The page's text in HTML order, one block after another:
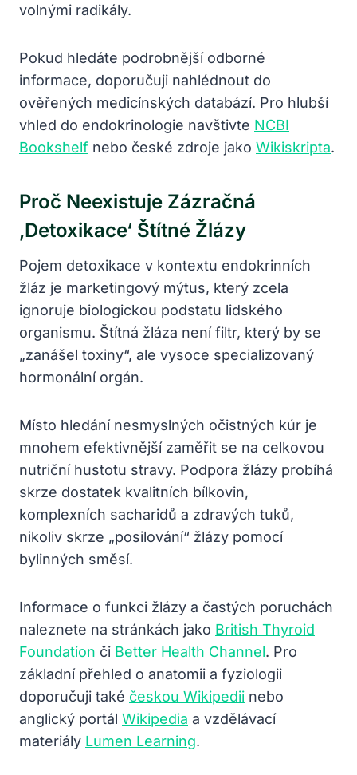
volnými radikály.
Pokud hledáte podrobnější odborné
informace, doporučuji nahlédnout do
ověřených medicínských databází. Pro hlubší
vhled do endokrinologie navštivte NCBI
Bookshelf nebo české zdroje jako Wikiskripta.
Proč Neexistuje Zázračná
‚detoxikace‘ Štítné Žlázy
Pojem detoxikace v kontextu endokrinních
žláz je marketingový mýtus, který zcela
ignoruje biologickou podstatu lidského
organismu. Štítná žláza není filtr, který by se
„zanášel toxiny“, ale vysoce specializovaný
hormonální orgán.
Místo hledání nesmyslných očistných kúr je
mnohem efektivnější zaměřit se na celkovou
nutriční hustotu stravy. Podpora žlázy probíhá
skrze dostatek kvalitních bílkovin,
komplexních sacharidů a zdravých tuků,
nikoliv skrze „posilování“ žlázy pomocí
bylinných směsí.
Informace o funkci žlázy a častých poruchách
naleznete na stránkách jako British Thyroid
Foundation či Better Health Channel. Pro
základní přehled o anatomii a fyziologii
doporučuji také českou Wikipedii nebo
anglický portál Wikipedia a vzdělávací
materiály Lumen Learning.